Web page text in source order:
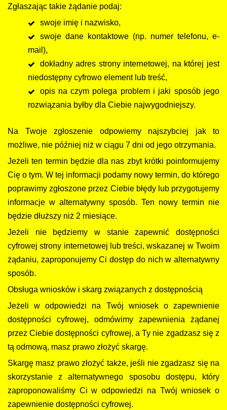
Zgłaszając takie żądanie podaj:
swoje imię i nazwisko,
swoje dane kontaktowe (np. numer telefonu, e-
mail),
dokładny adres strony internetowej, na której jest
niedostępny cyfrowo element lub treść,
opis na czym polega problem i jaki sposób jego
rozwiązania byłby dla Ciebie najwygodniejszy.
Na Twoje zgłoszenie odpowiemy najszybciej jak to
możliwe, nie później niż w ciągu 7 dni od jego otrzymania.
Jeżeli ten termin będzie dla nas zbyt krótki poinformujemy
Cię o tym. W tej informacji podamy nowy termin, do którego
poprawimy zgłoszone przez Ciebie błędy lub przygotujemy
informacje w alternatywny sposób. Ten nowy termin nie
będzie dłuższy niż 2 miesiące.
Jeżeli nie będziemy w stanie zapewnić dostępności
cyfrowej strony internetowej lub treści, wskazanej w Twoim
żądaniu, zaproponujemy Ci dostęp do nich w alternatywny
sposób.
Obsługa wniosków i skarg związanych z dostępnością
Jeżeli w odpowiedzi na Twój wniosek o zapewnienie
dostępności cyfrowej, odmówimy zapewnienia żądanej
przez Ciebie dostępności cyfrowej, a Ty nie zgadzasz się z
tą odmową, masz prawo złożyć skargę.
Skargę masz prawo złożyć także, jeśli nie zgadzasz się na
skorzystanie z alternatywnego sposobu dostępu, który
zaproponowaliśmy Ci w odpowiedzi na Twój wniosek o
zapewnienie dostępności cyfrowej.